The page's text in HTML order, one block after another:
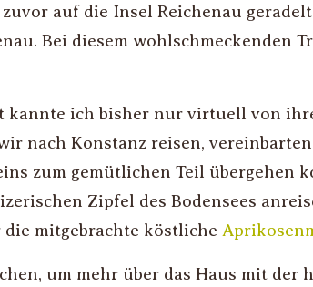
auf die Insel Reichenau
Bei diesem wohlschmeckenden
kannte ich bisher nur virtuell von
nach Konstanz reisen,
zum gemütlichen Teil übergehen
Zipfel des Bodensees
mitgebrachte köstliche
um mehr über das Haus mit der